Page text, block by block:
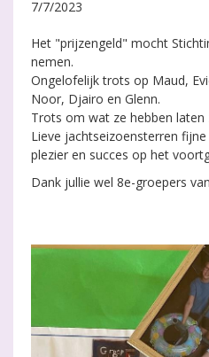
7/7/2023
Het "prijzengeld" mocht
nemen.
Ongelofelijk trots op Maud,
Noor, Djairo en Glenn.
Trots om wat ze hebben laten
Lieve jachtseizoensterren
plezier en succes op het
Dank jullie wel 8e-groepers